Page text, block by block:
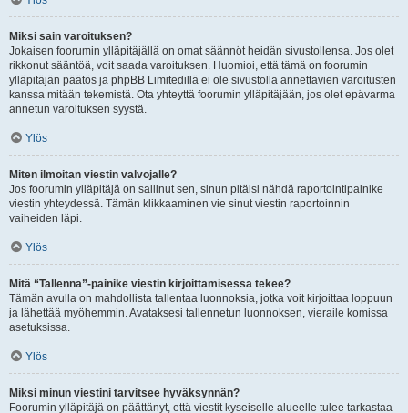
Miksi sain varoituksen?
Jokaisen foorumin ylläpitäjällä on omat säännöt heidän sivustollensa. Jos olet
rikkonut sääntöä, voit saada varoituksen. Huomioi, että tämä on foorumin
ylläpitäjän päätös ja phpBB Limitedillä ei ole sivustolla annettavien varoitusten
kanssa mitään tekemistä. Ota yhteyttä foorumin ylläpitäjään, jos olet epävarma
annetun varoituksen syystä.
Ylös
Miten ilmoitan viestin valvojalle?
Jos foorumin ylläpitäjä on sallinut sen, sinun pitäisi nähdä raportointipainike
viestin yhteydessä. Tämän klikkaaminen vie sinut viestin raportoinnin
vaiheiden läpi.
Ylös
Mitä “Tallenna”-painike viestin kirjoittamisessa tekee?
Tämän avulla on mahdollista tallentaa luonnoksia, jotka voit kirjoittaa loppuun
ja lähettää myöhemmin. Avataksesi tallennetun luonnoksen, vieraile komissa
asetuksissa.
Ylös
Miksi minun viestini tarvitsee hyväksynnän?
Foorumin ylläpitäjä on päättänyt, että viestit kyseiselle alueelle tulee tarkastaa